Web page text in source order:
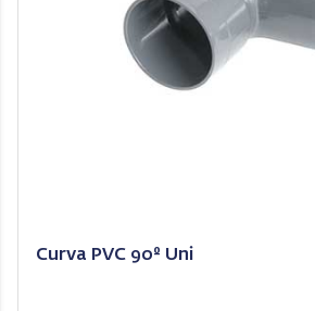
Curva PVC 90º Uni